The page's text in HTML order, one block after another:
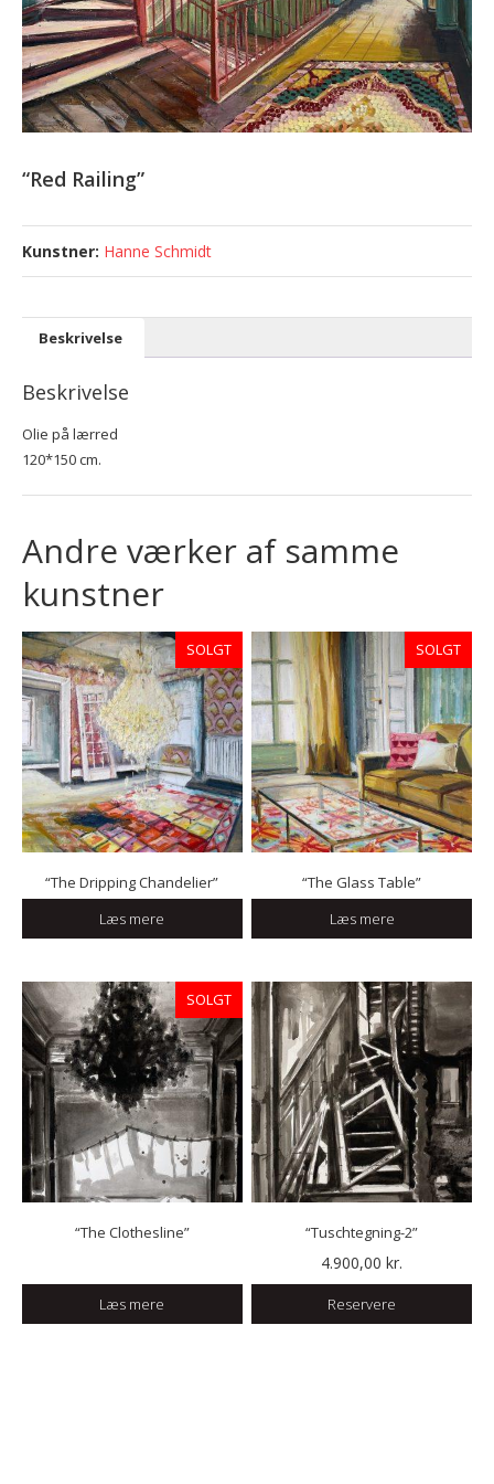
“Red Railing”
Hanne Schmidt
Beskrivelse
Beskrivelse
Olie på lærred
120*150 cm.
Andre værker af samme
kunstner
SOLGT
“The Dripping Chandelier”
Læs mere
SOLGT
“The Glass Table”
Læs mere
SOLGT
“The Clothesline”
Læs mere
“Tuschtegning-2”
4.900,00kr.
Reservere